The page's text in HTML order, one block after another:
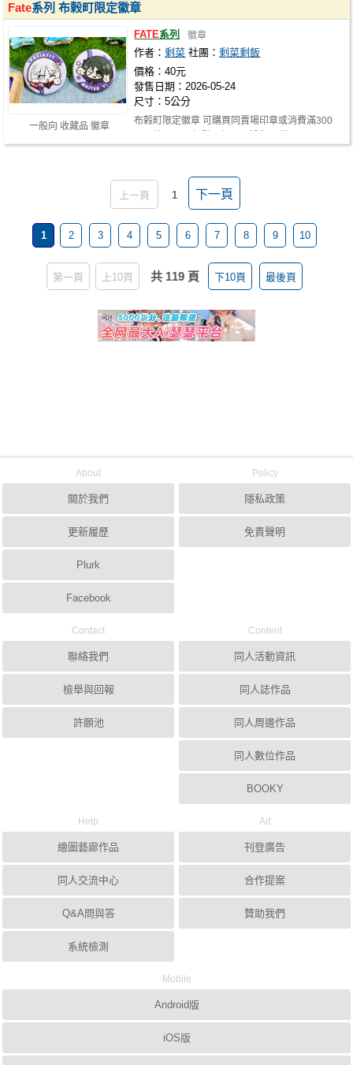
一般向 收藏品 徽章
Fate系列 布榖町限定徽章
FATE系列 徽章
作者：剩菜 社團：剩菜剩飯
價格：40元
發售日期：2026-05-24
尺寸：5公分
布榖町限定徽章 可購買同賣場印章或消費滿300
上一頁 1 下一頁
1 2 3 4 5 6 7 8 9 10
第一頁 上10頁 共 119 頁 下10頁 最後頁
About
關於我們
更新履歷
Plurk
Facebook
Policy
隱私政策
免責聲明
Contact
聯絡我們
檢舉與回報
許願池
Content
同人活動資訊
同人誌作品
同人周邊作品
同人數位作品
BOOKY
Help
繪圖藝廊作品
同人交流中心
Q&A問與答
系統檢測
Ad
刊登廣告
合作提案
贊助我們
Mobile
Android版
iOS版